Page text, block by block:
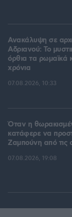
Ανακάλυψη σε
Αδριανού: Το
όρθια τα ρωμαϊκά
χρόνια
07.08.2026, 10:33
Όταν η
κατάφερε να
Ζαμπούνη από τις
07.08.2026, 19:08